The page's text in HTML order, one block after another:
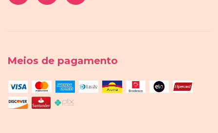
Meios de pagamento